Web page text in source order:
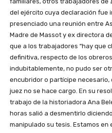
del ejército cuya declaración fue
presenciado una reunión entre
Madre de Massot y ex directora
que a los trabajadores “hay que
definitiva, respecto de los
indubitablemente, no pudo ser
encubridor o partícipe necesario,
juez no se hace cargo. En su
trabajo de la historiadora Ana
horas salió a desmentirlo
manipulado su tesis. Estamos en